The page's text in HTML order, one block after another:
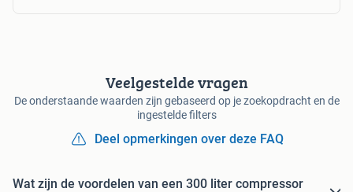
Veelgestelde vragen
De onderstaande waarden zijn gebaseerd op je zoekopdracht en de
ingestelde filters
Deel opmerkingen over deze FAQ
Wat zijn de voordelen van een 300 liter compressor